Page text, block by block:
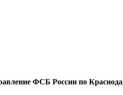
ФСБ России по